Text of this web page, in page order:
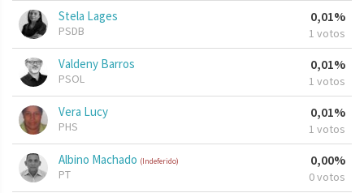
Stela Lages
PSDB
0,01%
1 votos
Valdeny Barros
PSOL
0,01%
1 votos
Vera Lucy
PHS
0,01%
1 votos
Albino Machado (Indeferido)
PT
0,00%
0 votos